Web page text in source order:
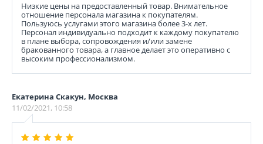
Низкие цены на предоставленный товар. Внимательное
отношение персонала магазина к покупателям.
Пользуюсь услугами этого магазина более 3-х лет.
Персонал индивидуально подходит к каждому покупателю
в плане выбора, сопровождения и/или замене
бракованного товара, а главное делает это оперативно с
высоким профессионализмом.
Екатерина Скакун, Москва
11/02/2021, 10:58